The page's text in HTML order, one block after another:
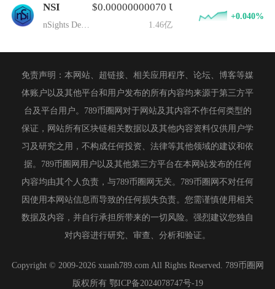
NSI
nSights DeFi Trader
$0.00000000070 UTSD
1.46亿
+0.040%
免责声明：本网站、超链接、相关应用程序、论坛、博客等媒
体账户以及其他平台和用户发布的所有内容均来源于第三方平
台及平台用户。789币圈网对于网站及其内容不作任何类型的
保证，网站所有区块链相关数据以及其他内容资料仅供用户学
习及研究之用，不构成任何投资、法律等其他领域的建议和依
据。789币圈网用户以及其他第三方平台在本网站发布的任何
内容均由其个人负责，与789币圈网无关。789币圈网不对任何
因使用本网站信息而导致的任何损失负责。您需谨慎使用相关
数据及内容，并自行承担所带来的一切风险。强烈建议您独自
对内容进行研究、审查、分析和验证。
Copyright © 2009-2026 xuanh789.com All Rights Reserved. 789币圈网
版权所有 鄂ICP备2024078747号-19